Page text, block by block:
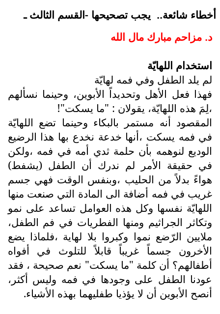
أخطاء شائعة.. يجب تصحيحها -القسم الثالث ـ
د. مزاحم مبارك مال الله
استخدام اللهايّة
لم يلد الطفل وفي فمه لهايّة
فهذا فعل الأهل وتحديداً الأبوين، وحينما نسألهم
،لِمَ هذه اللهايّة، يقولان : "ما يسكت"!
المقصود أنه مستمر بالبكاء وحينما تضع اللهايّة
في فمه يسكت ،أنها خدعة نخدع بها هذا الرضيع
الوديع لنوهمه بأن حلمة ثدي أمه في فمه ،ولكن
في حقيقة الأمر لم ندرك أن الطفل (يشفط)
هواءً بدلاً من الحليب ،وبنفس الوقت فهي جسم
غريب في فمه أضافة الى المادة التي صنعت منها
اللهايّة نفسها وكل هذه العوامل تساعد على نمو
وتكاثر الجراثيم ومنها الفطريات في فم الطفل،
ملايين الرّضع نموا وكبروا بلا لهاية ،فلماذا يضع
الأخرون جسماً غريباً قابلاً للتلوث في أفواه
أطفالهم؟ أن كلمة "ما يسكت" نعم صحيحة ، فقد
عودنا الطفل على وجودها في فمه وليس أكثر،
أنصح الأبوين أن لا يؤذيا طفليهما بهذه الأشياء.